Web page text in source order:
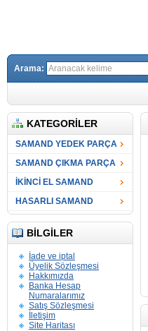
Arama:
KATEGORILER
SAMAND YEDEK PARÇA
SAMAND ÇIKMA PARÇA
İKİNCİ EL SAMAND
HASARLI SAMAND
BILGILER
İade ve iptal
Üyelik Sözleşmesi
Hakkımızda
Banka Hesap
Numaralarımız
Satış Sözleşmesi
İletişim
Site Haritası